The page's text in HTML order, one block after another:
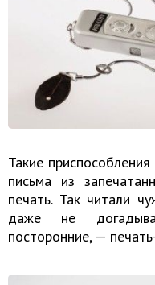
Такие
письма из
печать. Так читали
даже не
посторонние, —